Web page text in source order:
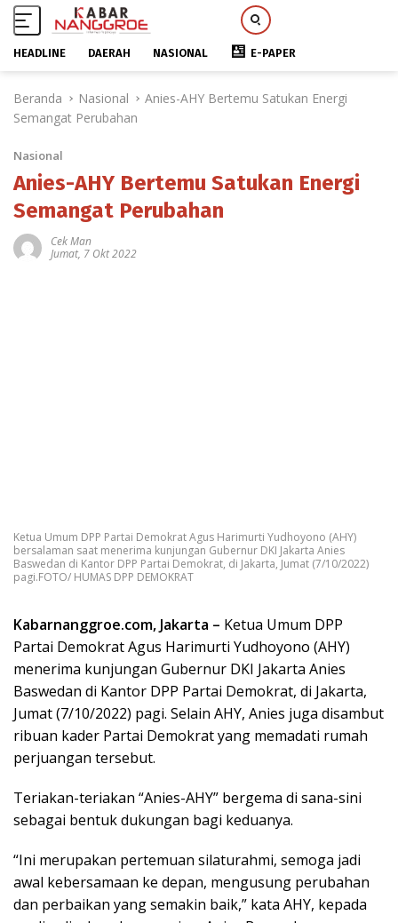
HEADLINE DAERAH NASIONAL E-PAPER
Beranda Nasional
Anies-AHY Bertemu Satukan Energi
Semangat Perubahan
Nasional
Anies-AHY Bertemu Satukan Energi
Semangat Perubahan
Cek Man
Jumat, 7 Okt 2022
Ketua Umum DPP Partai Demokrat Agus Harimurti Yudhoyono (AHY)
bersalaman saat menerima kunjungan Gubernur DKI Jakarta Anies
Baswedan di Kantor DPP Partai Demokrat, di Jakarta, Jumat (7/10/2022)
pagi.FOTO/ HUMAS DPP DEMOKRAT
Kabarnanggroe.com, Jakarta – Ketua Umum DPP
Partai Demokrat Agus Harimurti Yudhoyono (AHY)
menerima kunjungan Gubernur DKI Jakarta Anies
Baswedan di Kantor DPP Partai Demokrat, di Jakarta,
Jumat (7/10/2022) pagi. Selain AHY, Anies juga disambut
ribuan kader Partai Demokrat yang memadati rumah
perjuangan tersebut.
Teriakan-teriakan “Anies-AHY” bergema di sana-sini
sebagai bentuk dukungan bagi keduanya.
“Ini merupakan pertemuan silaturahmi, semoga jadi
awal kebersamaan ke depan, mengusung perubahan
dan perbaikan yang semakin baik,” kata AHY, kepada